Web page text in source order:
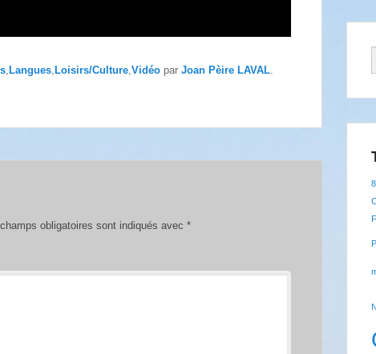
, Langues, Loisirs/Culture,Vidéo par Joan Pèire LAVAL.
obligatoires sont indiqués avec *